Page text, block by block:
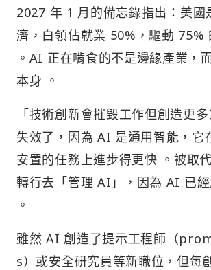
2027 年 1 月的備忘錄指出：美國
濟，白領佔就業 50%，驅動 75%
。AI 正在啃食的不是邊緣產業，
本身 。
「技術創新會摧毀工作但創造更
失效了，因為 AI 是通用智能，它
安置的任務上進步得更快 。被取
轉行去「管理 AI」，因為 AI 已
。
雖然 AI 創造了提示工程師（
s）或安全研究員等新職位，但每